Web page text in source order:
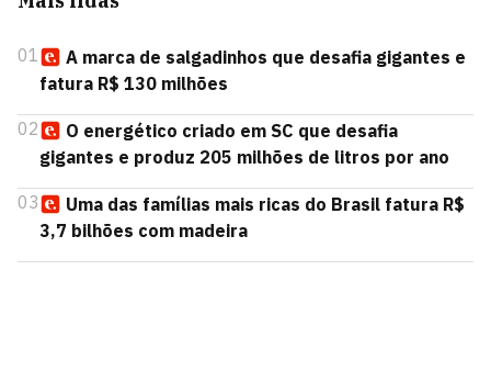
01
A marca de salgadinhos que desafia gigantes e
fatura R$ 130 milhões
02
O energético criado em SC que desafia
gigantes e produz 205 milhões de litros por ano
03
Uma das famílias mais ricas do Brasil fatura R$
3,7 bilhões com madeira